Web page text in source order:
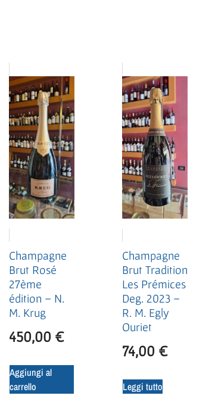
Champagne
Brut Rosé
27ème
édition – N.
M. Krug
450,00 €
Aggiungi al
carrello
Champagne
Brut Tradition
Les Prémices
Deg. 2023 –
R. M. Egly
Ouriet
74,00 €
Leggi tutto